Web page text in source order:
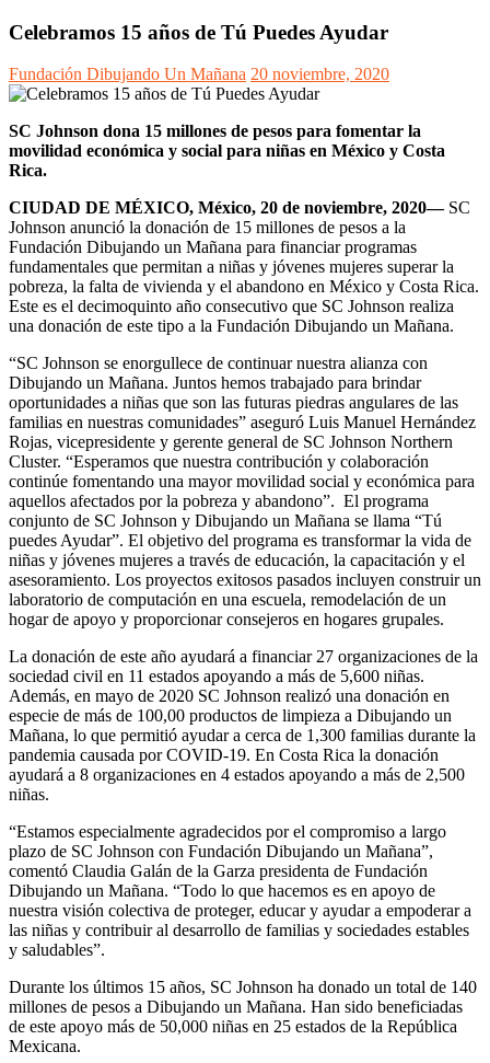
Celebramos 15 años de Tú Puedes Ayudar
Fundación Dibujando Un Mañana 20 noviembre, 2020
SC Johnson dona 15 millones de pesos para fomentar la
movilidad económica y social para niñas en México y Costa
Rica.
CIUDAD DE MÉXICO, México, 20 de noviembre, 2020— SC
Johnson anunció la donación de 15 millones de pesos a la
Fundación Dibujando un Mañana para financiar programas
fundamentales que permitan a niñas y jóvenes mujeres superar la
pobreza, la falta de vivienda y el abandono en México y Costa Rica.
Este es el decimoquinto año consecutivo que SC Johnson realiza
una donación de este tipo a la Fundación Dibujando un Mañana.
“SC Johnson se enorgullece de continuar nuestra alianza con
Dibujando un Mañana. Juntos hemos trabajado para brindar
oportunidades a niñas que son las futuras piedras angulares de las
familias en nuestras comunidades” aseguró Luis Manuel Hernández
Rojas, vicepresidente y gerente general de SC Johnson Northern
Cluster. “Esperamos que nuestra contribución y colaboración
continúe fomentando una mayor movilidad social y económica para
aquellos afectados por la pobreza y abandono”. El programa
conjunto de SC Johnson y Dibujando un Mañana se llama “Tú
puedes Ayudar”. El objetivo del programa es transformar la vida de
niñas y jóvenes mujeres a través de educación, la capacitación y el
asesoramiento. Los proyectos exitosos pasados incluyen construir un
laboratorio de computación en una escuela, remodelación de un
hogar de apoyo y proporcionar consejeros en hogares grupales.
La donación de este año ayudará a financiar 27 organizaciones de la
sociedad civil en 11 estados apoyando a más de 5,600 niñas.
Además, en mayo de 2020 SC Johnson realizó una donación en
especie de más de 100,00 productos de limpieza a Dibujando un
Mañana, lo que permitió ayudar a cerca de 1,300 familias durante la
pandemia causada por COVID-19. En Costa Rica la donación
ayudará a 8 organizaciones en 4 estados apoyando a más de 2,500
niñas.
“Estamos especialmente agradecidos por el compromiso a largo
plazo de SC Johnson con Fundación Dibujando un Mañana”,
comentó Claudia Galán de la Garza presidenta de Fundación
Dibujando un Mañana. “Todo lo que hacemos es en apoyo de
nuestra visión colectiva de proteger, educar y ayudar a empoderar a
las niñas y contribuir al desarrollo de familias y sociedades estables
y saludables”.
Durante los últimos 15 años, SC Johnson ha donado un total de 140
millones de pesos a Dibujando un Mañana. Han sido beneficiadas
de este apoyo más de 50,000 niñas en 25 estados de la República
Mexicana.